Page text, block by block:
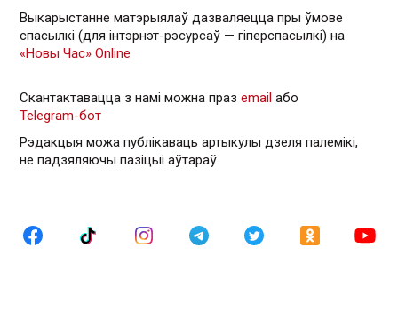
Выкарыстанне матэрыялаў дазваляецца пры ўмове
спасылкі (для інтэрнэт-рэсурсаў — гiперспасылкi) на
«Новы Час» Online
Скантактавацца з намі можна праз email або
Telegram-бот
Рэдакцыя можа публікаваць артыкулы дзеля палемікі,
не падзяляючы пазіцыі аўтараў